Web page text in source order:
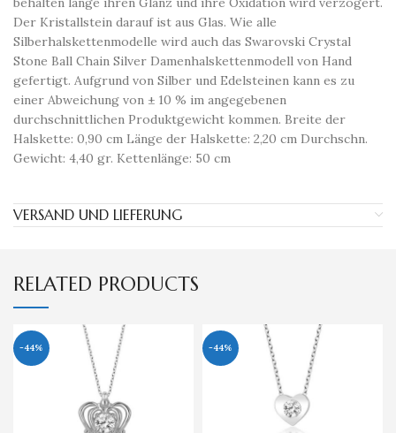
Der Kristallstein darauf ist aus Glas. Wie alle
Silberhalskettenmodelle wird auch das Swarovski Crystal
Stone Ball Chain Silver Damenhalskettenmodell von Hand
gefertigt. Aufgrund von Silber und Edelsteinen kann es zu
einer Abweichung von ± 10 % im angegebenen
durchschnittlichen Produktgewicht kommen. Breite der
Halskette: 0,90 cm Länge der Halskette: 2,20 cm Durchschn.
Gewicht: 4,40 gr. Kettenlänge: 50 cm
VERSAND UND LIEFERUNG
RELATED PRODUCTS
-44% -44%